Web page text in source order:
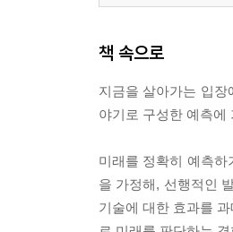
책 속으로
지금을 살아가는 입장
야기로 구성한 예측에
미래를 정확히 예측
을 가정해, 선행적인
기술에 대한 효과를